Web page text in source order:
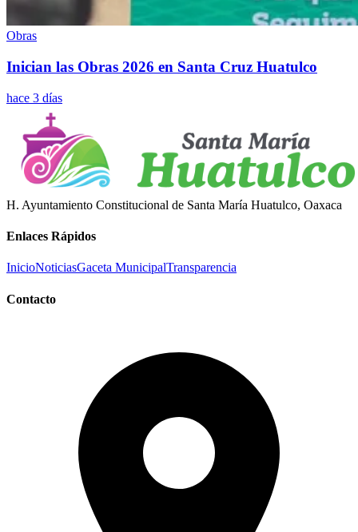
Obras
Inician las Obras 2026 en Santa Cruz Huatulco
hace 3 días
H. Ayuntamiento Constitucional de Santa María Huatulco, Oaxaca
Enlaces Rápidos
InicioNoticiasGaceta MunicipalTransparencia
Contacto